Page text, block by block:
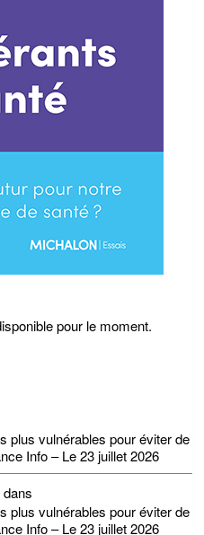
pour le moment.
plus vulnérables pour éviter de
Info – Le 23 juillet 2026
dans
plus vulnérables pour éviter de
Info – Le 23 juillet 2026